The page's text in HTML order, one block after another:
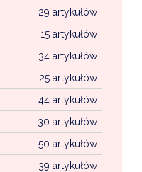
29 artykułów
15 artykułów
34 artykułów
25 artykułów
44 artykułów
30 artykułów
50 artykułów
39 artykułów